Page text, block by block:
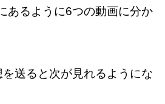
あるように6つの動画に分か
送ると次が見れるようにな